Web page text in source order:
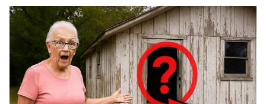
Nandagokula Serial: ಪಿನ್‌ ಇಟ್ಟು ತಂದಿಡ್ತಿದ್ದ
ಪ್ರಿಯಾಗೆ, ಕತ್ತಿಯೇಟು ಕೊಟ್ಟ ಅತ್ತೆ ಗಿರಿಜಾ!
Nandagokula Serial: ಒಂದ್ಕಡೆ ಸಿಕ್ಕ ಕಡೆಯೆಲ್ಲ ಬತ್ತಿ
ಇಡ್ತಿರೋ ಪ್ರಿಯಾ; ವೀಕ್ಷಕರ ನಿದ್ದೆಗೆಡಿಸಿದ OTP!